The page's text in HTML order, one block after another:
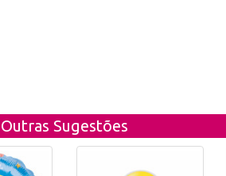
Outras Sugestões